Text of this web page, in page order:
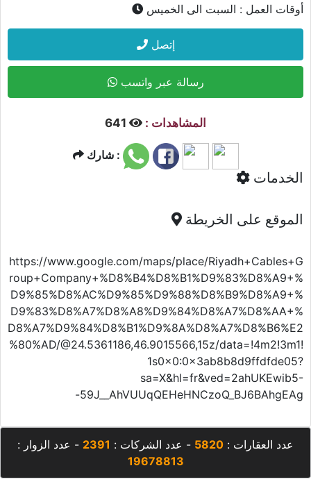
أوقات العمل : السبت الى الخميس
إتصل
رسالة عبر واتسب
المشاهدات :
شارك :
الخدمات
الموقع على الخريطة
https://www.google.com/maps/place/Riyadh+Cables+G
roup+Company+%D8%B4%D8%B1%D9%83%D8%A9+%
D9%85%D8%AC%D9%85%D9%88%D8%B9%D8%A9+%
D9%83%D8%A7%D8%A8%D9%84%D8%A7%D8%AA+%
D8%A7%D9%84%D8%B1%D9%8A%D8%A7%D8%B6%E2
%80%AD/@24.5361186,46.9015566,15z/data=!4m2!3m1!
1s0x0:0x3ab8b8d9ffdfde05?
sa=X&hl=fr&ved=2ahUKEwib5-
-59J__AhVUUqQEHeHNCzoQ_BJ6BAhgEAg
عدد العقارات : 5820 - عدد الشركات : 2391 - عدد الزوار :
19678813